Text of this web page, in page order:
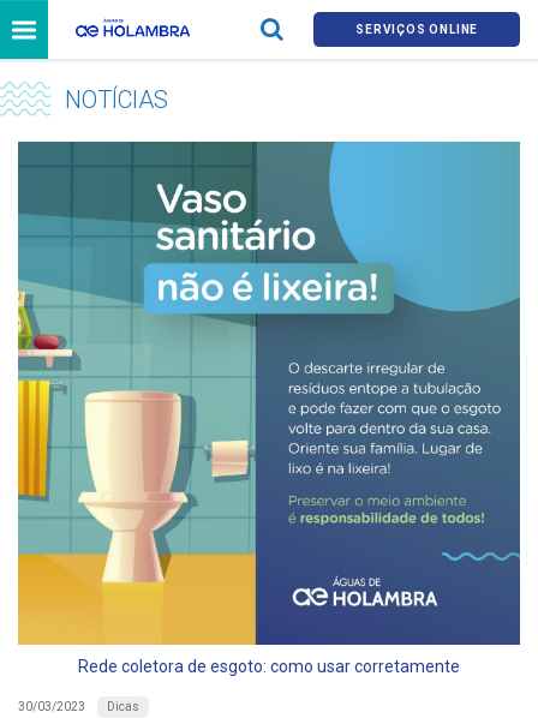
SERVIÇOS ONLINE
NOTÍCIAS
Rede coletora de esgoto: como usar corretamente
30/03/2023 Dicas